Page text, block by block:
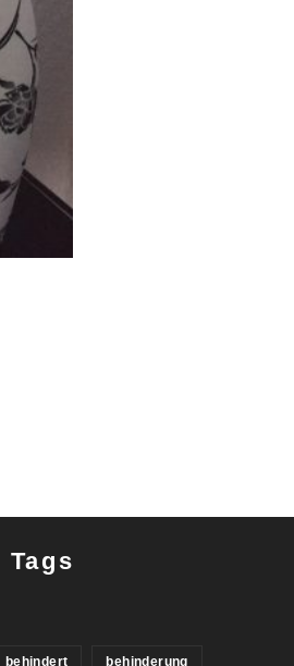
Tags
behindert behinderung